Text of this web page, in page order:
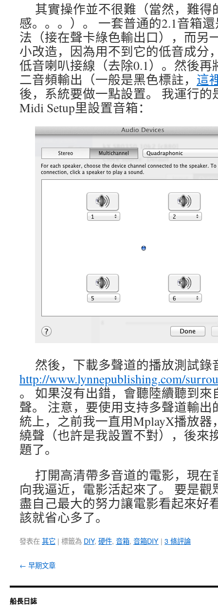
其實操作並不很難（當然，難得
感。。。）。 一套普通的2.1音箱
法（接在聲卡綠色輸出口），而另
小改造，因為用不到它的低音成分
低音喇叭接線（去除0.1）。然後
二音頻輸出（一般是黑色標註， 這
後，系統要做一點設置。 我運行的
Midi Setup里設置音箱：
然後，下載多聲道的播放測試錄
http://www.lynnepublishing.com/
。 如果沒有出錯，會聽陸續聽到
聲。 注意，要使用支持多聲道輸出
統上，之前我一直用MplayX播放
繞聲（也許是我設置不對），後來
題了。
打開高清帶多音道的電影，現
向我逼近，電影活起來了。 要是
盡自己最大的努力讓電影看起來好
該就省心多了。
發表在其它 | 標籤為 DIY, 硬件, 音箱, 音箱DIY | 3 條評論
← 早期文章
船長日誌